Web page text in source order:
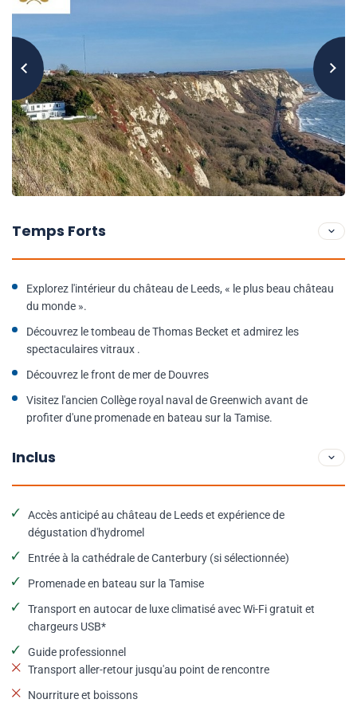
Temps Forts
Explorez l'intérieur du château de Leeds, « le plus beau château
du monde ».
Découvrez le tombeau de Thomas Becket et admirez les
spectaculaires vitraux .
Découvrez le front de mer de Douvres
Visitez l'ancien Collège royal naval de Greenwich avant de
profiter d'une promenade en bateau sur la Tamise.
Inclus
Accès anticipé au château de Leeds et expérience de
dégustation d'hydromel
Entrée à la cathédrale de Canterbury (si sélectionnée)
Promenade en bateau sur la Tamise
Transport en autocar de luxe climatisé avec Wi-Fi gratuit et
chargeurs USB*
Guide professionnel
Transport aller-retour jusqu'au point de rencontre
Nourriture et boissons